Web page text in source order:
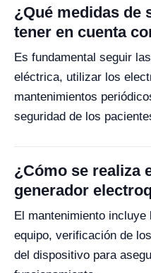
¿Qué medidas de
tener en cuenta
Es fundamental seguir
eléctrica, utilizar los
mantenimientos
seguridad de los
¿Cómo se realiza
generador
El mantenimiento
equipo, verificación de
del dispositivo para